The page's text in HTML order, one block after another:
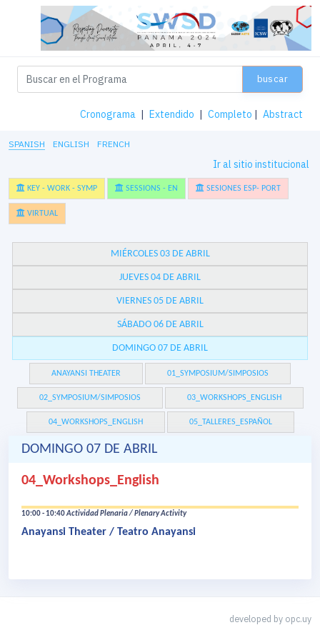
buscar
Cronograma | Extendido | Completo | Abstract
SPANISH ENGLISH FRENCH
Ir al sitio institucional
KEY - WORK - SYMP SESSIONS - EN SESIONES ESP- PORT
VIRTUAL
MIÉRCOLES 03 DE ABRIL
JUEVES 04 DE ABRIL
VIERNES 05 DE ABRIL
SÁBADO 06 DE ABRIL
DOMINGO 07 DE ABRIL
ANAYANSI THEATER 01_SYMPOSIUM/SIMPOSIOS
02_SYMPOSIUM/SIMPOSIOS 03_WORKSHOPS_ENGLISH
04_WORKSHOPS_ENGLISH 05_TALLERES_ESPAÑOL
DOMINGO 07 DE ABRIL
04_Workshops_English
10:00 - 10:40Actividad Plenaria / Plenary Activity
Anayansi Theater / Teatro Anayansi
developed by opc.uy